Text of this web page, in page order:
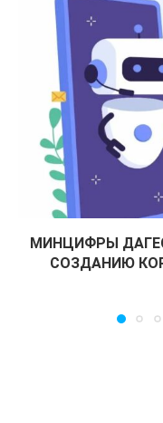
МИНЦИФРЫ
СОЗДАНИЮ